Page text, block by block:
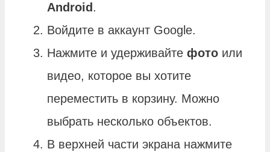
Android .
Войдите в аккаунт Google.
Нажмите и удерживайте фото или
видео, которое вы хотите
переместить в корзину. Можно
выбрать несколько объектов.
В верхней части экрана нажмите